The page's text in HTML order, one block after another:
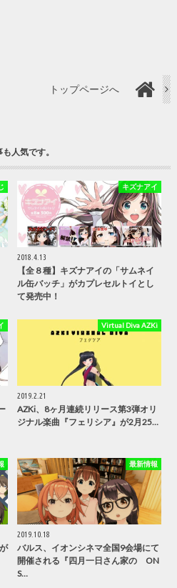
トップページへ
人気です。
キズナアイ
2018.4.13
【全８種】キズナアイの「サムネイ
ル缶バッチ」がカプレセルトイとし
て発売中！
Virtual Diva AZKi
2019.2.21
AZKi、8ヶ月連続リリース第3弾オリ
ジナル楽曲『フェリシア』が2月25…
最新情報
2019.10.18
バルス、イオンシネマ全国9会場にて
開催される『四月一日さん家の ON
S…